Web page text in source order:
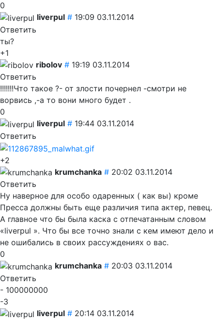
0
liverpul # 19:09 03.11.2014
Ответить
ты?
+1
ribolov # 19:19 03.11.2014
Ответить
!!!!!!!Что такое ?- от злости почернел -смотри не
ворвись ,-а то вони много будет .
0
liverpul # 19:44 03.11.2014
Ответить
+2
krumchanka # 20:02 03.11.2014
Ответить
Ну наверное для особо одаренных ( как вы) кроме
Пресса должны быть еще различия типа актер, певец.
А главное что бы была каска с отпечатанным словом
«liverpul ». Что бы все точно знали с кем имеют дело и
не ошибались в своих рассуждениях о вас.
0
krumchanka # 20:03 03.11.2014
Ответить
- 100000000
-3
liverpul # 20:14 03.11.2014